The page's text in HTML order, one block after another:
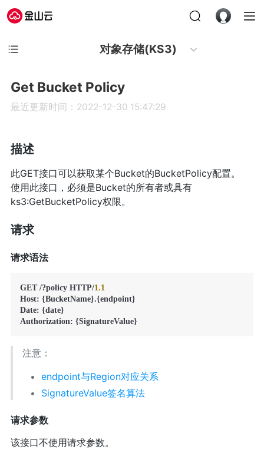
对象存储(KS3)
Get Bucket Policy
最近更新时间：2022-12-30 15:47:29
描述
此GET接口可以获取某个Bucket的BucketPolicy配置。
使用此接口，必须是Bucket的所有者或具有
ks3:GetBucketPolicy权限。
请求
请求语法
GET /?policy HTTP/1.1
Host: {BucketName}.{endpoint}
Date: {date}
注意：
endpoint与Region对应关系
SignatureValue签名算法
请求参数
该接口不使用请求参数。